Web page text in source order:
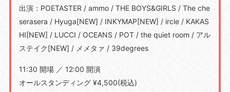
出演：POETASTER / ammo / THE BOYS&GIRLS / The che
serasera / Hyuga[NEW] / INKYMAP[NEW] / ircle / KAKAS
HI[NEW] / LUCCI / OCEANS / POT / the quiet room / アル
ステイク[NEW] / メメタァ / 39degrees
11:30 開場 ／ 12:00 開演
オールスタンディング ¥4,500(税込)